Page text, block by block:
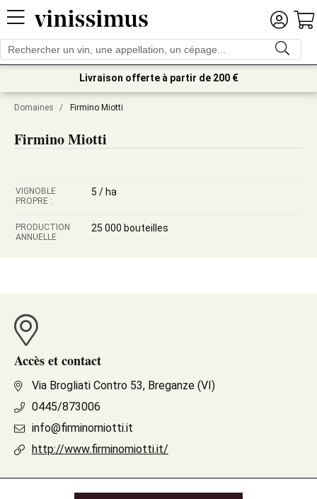
Livraison offerte à partir de 200 €
Domaines / Firmino Miotti
Firmino Miotti
VIGNOBLE
PROPRE :
5 / ha
PRODUCTION
ANNUELLE
25 000 bouteilles
Accès et contact
Via Brogliati Contro 53, Breganze (VI)
0445/873006
info@firminomiotti.it
http://www.firminomiotti.it/